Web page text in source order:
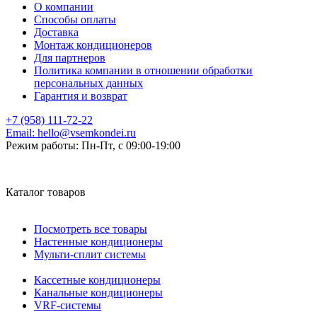
О компании
Способы оплаты
Доставка
Монтаж кондиционеров
Для партнеров
Политика компании в отношении обработки
персональных данных
Гарантия и возврат
+7 (958) 111-72-22
Email: hello@vsemkondei.ru
Режим работы: Пн-Пт, с 09:00-19:00
Каталог товаров
Посмотреть все товары
Настенные кондиционеры
Мульти-сплит системы
Кассетные кондиционеры
Канальные кондиционеры
VRF-системы